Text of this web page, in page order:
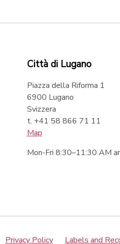
Città di Lugano
Piazza della Riforma 1
6900 Lugano
Svizzera
t. +41 58 866 71 11
Map
Mon-Fri 8:30–11:30 AM
Privacy Policy Labels and